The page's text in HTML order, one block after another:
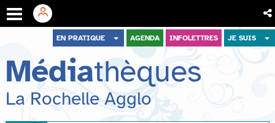
menu
contenu
recherche
EN PRATIQUE AGENDA INFOLETTRES JE SUIS
Médiathèques
La Rochelle Agglo